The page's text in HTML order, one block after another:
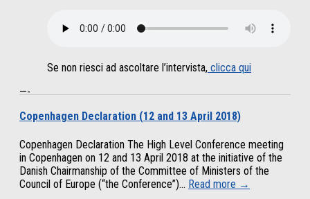
Se non riesci ad ascoltare l’intervista, clicca qui
—-
Copenhagen Declaration (12 and 13 April 2018)
Copenhagen Declaration The High Level Conference meeting
in Copenhagen on 12 and 13 April 2018 at the initiative of the
Danish Chairmanship of the Committee of Ministers of the
Council of Europe (“the Conference”)... Read more →